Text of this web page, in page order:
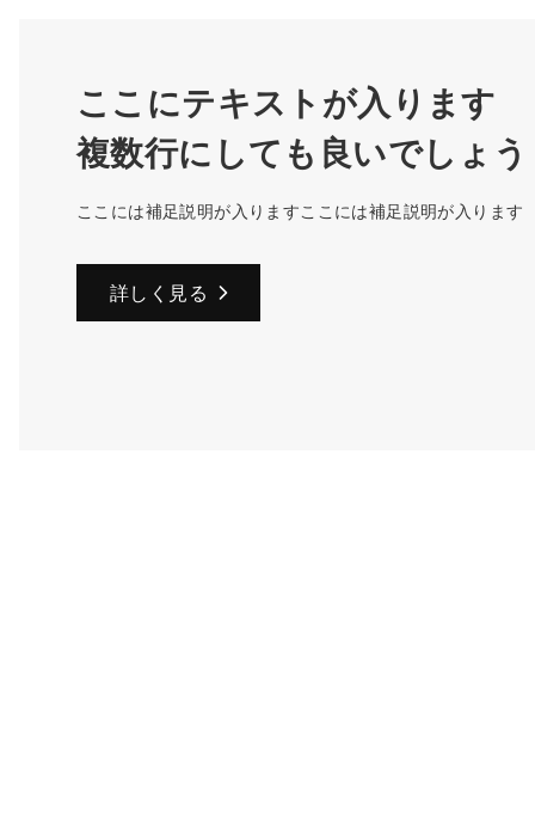
ここにテキストが入ります
複数行にしても良いでしょう
ここには補足説明が入りますここには補足説明が入ります
詳しく見る